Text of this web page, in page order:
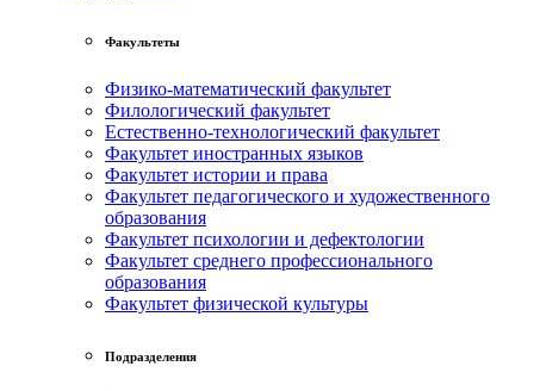
Факультеты
Физико-математический факультет
Филологический факультет
Естественно-технологический факультет
Факультет иностранных языков
Факультет истории и права
Факультет педагогического и художественного
образования
Факультет психологии и дефектологии
Факультет среднего профессионального
образования
Факультет физической культуры
Подразделения